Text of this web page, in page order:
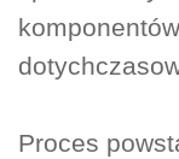
Proces